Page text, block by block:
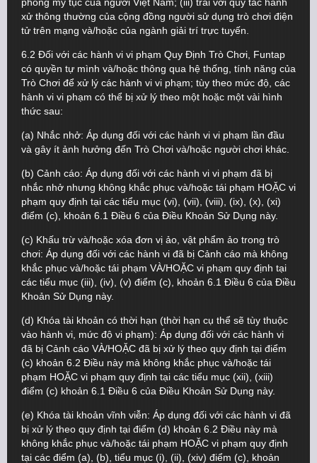
xử thông thường của cộng đồng người sử dụng trò chơi điện
tử trên mạng và/hoặc của ngành giải trí trực tuyến.
6.2 Đối với các hành vi vi phạm Quy Định Trò Chơi, Funtap
có quyền tự mình và/hoặc thông qua hệ thống, tính năng của
Trò Chơi để xử lý các hành vi vi phạm; tùy theo mức độ, các
hành vi vi phạm có thể bị xử lý theo một hoặc một vài hình
thức sau:
(a) Nhắc nhở: Áp dụng đối với các hành vi vi phạm lần đầu
và gây ít ảnh hưởng đến Trò Chơi và/hoặc người chơi khác.
(b) Cảnh cáo: Áp dụng đối với các hành vi vi phạm đã bị
nhắc nhở nhưng không khắc phục và/hoặc tái phạm HOẶC vi
phạm quy định tại các tiểu mục (vi), (vii), (viii), (ix), (x), (xi)
điểm (c), khoản 6.1 Điều 6 của Điều Khoản Sử Dụng này.
(c) Khấu trừ và/hoặc xóa đơn vị ảo, vật phẩm ảo trong trò
chơi: Áp dụng đối với các hành vi đã bị Cảnh cáo mà không
khắc phục và/hoặc tái phạm VÀ/HOẶC vi phạm quy định tại
các tiểu mục (iii), (iv), (v) điểm (c), khoản 6.1 Điều 6 của Điều
Khoản Sử Dụng này.
(d) Khóa tài khoản có thời hạn (thời hạn cụ thể sẽ tùy thuộc
vào hành vi, mức độ vi phạm): Áp dụng đối với các hành vi
đã bị Cảnh cáo VÀ/HOẶC đã bị xử lý theo quy định tại điểm
(c) khoản 6.2 Điều này mà không khắc phục và/hoặc tái
phạm HOẶC vi phạm quy định tại các tiểu mục (xii), (xiii)
điểm (c) khoản 6.1 Điều 6 của Điều Khoản Sử Dụng này.
(e) Khóa tài khoản vĩnh viễn: Áp dụng đối với các hành vi đã
bị xử lý theo quy định tại điểm (d) khoản 6.2 Điều này mà
không khắc phục và/hoặc tái phạm HOẶC vi phạm quy định
tại các điểm (a), (b), tiểu mục (i), (ii), (xiv) điểm (c), khoản